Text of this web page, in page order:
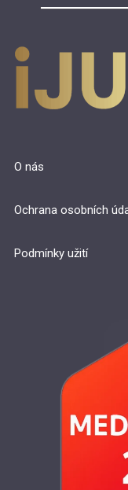
O nás
Ochrana osobních
Podmínky užití